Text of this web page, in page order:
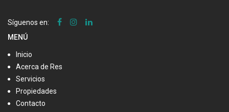
Síguenos en:
MENÚ
Inicio
Acerca de Res
Servicios
Propiedades
Contacto